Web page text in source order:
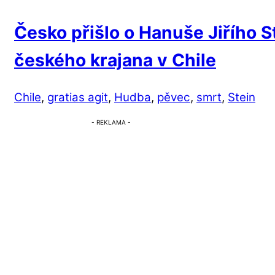
Česko přišlo o Hanuše Jiřího
českého krajana v Chile
Chile, gratias agit, Hudba, pěvec, smrt, Stein